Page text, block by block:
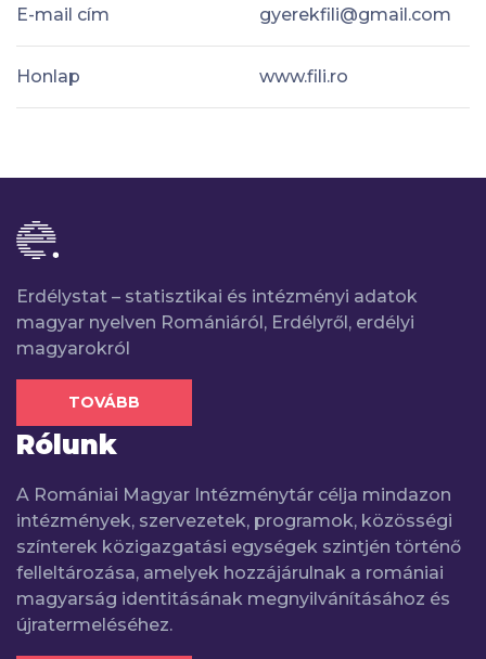
E-mail cím gyerekfili@gmail.com
Honlap www.fili.ro
Erdélystat – statisztikai és intézményi adatok
magyar nyelven Romániáról, Erdélyről, erdélyi
magyarokról
TOVÁBB
Rólunk
A Romániai Magyar Intézménytár célja mindazon
intézmények, szervezetek, programok, közösségi
színterek közigazgatási egységek szintjén történő
felleltározása, amelyek hozzájárulnak a romániai
magyarság identitásának megnyilvánításához és
újratermeléséhez.